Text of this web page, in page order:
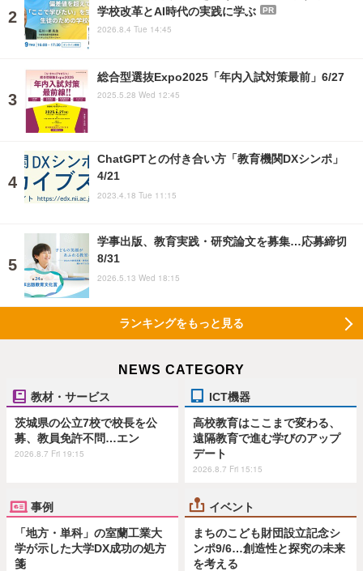
学校改革とAI時代の実践に学ぶ
PR
2026.8.4 Tue 14:45
総合型選抜Expo2025「年内入試対策最前」6/27
2025.5.28 Wed 12:45
ChatGPTとの付き合い方「教育機関DXシンポ」
4/21
2023.4.18 Tue 11:15
学事出版、教育実践・研究論文を募集…応募締切
8/31
2026.5.13 Wed 18:15
ランキングをもっと見る
NEWS CATEGORY
教材・サービス
茨城県の公立7校で校長を公
募、教員免許不問…エン
2026.8.7 Fri 19:15
ICT機器
高校教育はここまで変わる、
遠隔教育で進む学びのアップ
デート
2026.8.7 Fri 15:15
事例
「地方・単科」の室蘭工業大
学が示した大学DX成功の処方
箋
イベント
まちのこども財団設立記念シ
ンポ9/6…創造性と探究の未来
を考える